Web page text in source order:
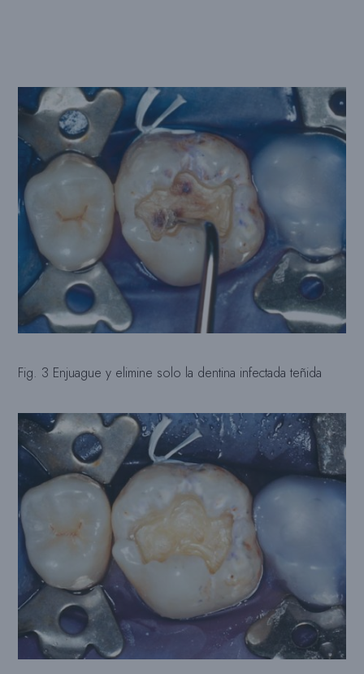
Fig. 3 Enjuague y elimine solo la dentina infectada teñida